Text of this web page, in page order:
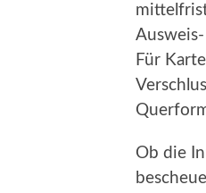
Für
Ob die